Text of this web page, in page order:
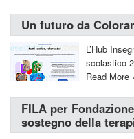
Un futuro da
L’Hub
scolastico
Read More
FILA per
sostegno della